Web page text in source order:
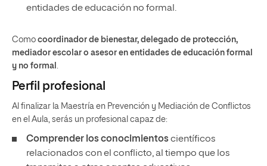
entidades de educación no formal.
Como coordinador de bienestar, delegado de protección,
mediador escolar o asesor en entidades de educación formal
y no formal .
Perfil profesional
Al finalizar la Maestría en Prevención y Mediación de Conflictos
en el Aula, serás un profesional capaz de:
Comprender los conocimientoscientíficos
relacionados con el conflicto, al tiempo que los